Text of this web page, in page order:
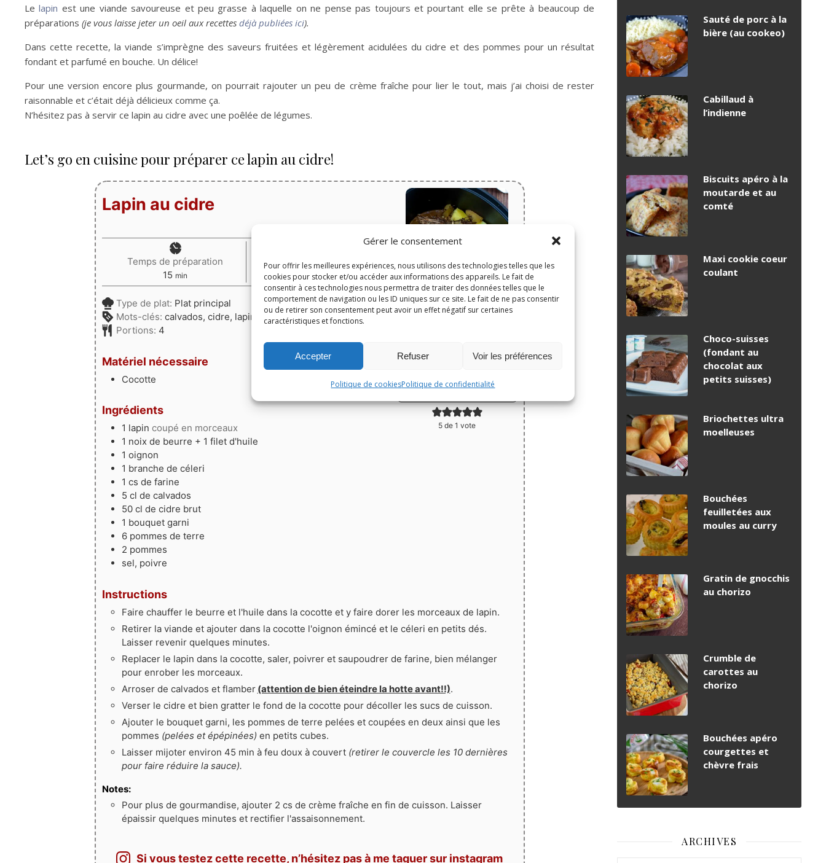
Gérer le consentement
Pour offrir les meilleures expériences, nous utilisons des technologies telles que les
cookies pour stocker et/ou accéder aux informations des appareils. Le fait de
consentir à ces technologies nous permettra de traiter des données telles que le
comportement de navigation ou les ID uniques sur ce site. Le fait de ne pas consentir
ou de retirer son consentement peut avoir un effet négatif sur certaines
caractéristiques et fonctions.
Accepter Refuser Voir les préférences
Politique de cookiesPolitique de confidentialité
Lelapin est une viande savoureuse et peu grasse à laquelle on ne pense pas toujours et pourtant elle se prête à beaucoup de
préparations (je vous laisse jeter un oeil aux recettes déjà publiées ici).
Dans cette recette, la viande s’imprègne des saveurs fruitées et légèrement acidulées du cidre et des pommes pour un résultat
fondant et parfumé en bouche. Un délice!
Pour une version encore plus gourmande, on pourrait rajouter un peu de crème fraîche pour lier le tout, mais j’ai choisi de rester
raisonnable et c’était déjà délicieux comme ça.
N’hésitez pas à servir ce lapin au cidre avec une poêlée de légumes.
Let’s go en cuisine pour préparer ce lapin au cidre!
Épingler la recette
5 de 1 vote
Lapin au cidre
Temps de préparation
15 minutes
min
Temps de cuisson
45minutes
min
Type de plat: Plat principal
Mots-clés: calvados, cidre, lapin, pommes, pommes de terre
Portions: 4
Matériel nécessaire
Cocotte
Ingrédients
1 lapin coupé en morceaux
1 noix de beurre + 1 filet d'huile
1 oignon
1 branche de céleri
1 cs de farine
5 cl de calvados
50 cl de cidre brut
1 bouquet garni
6 pommes de terre
2 pommes
sel, poivre
Instructions
Faire chauffer le beurre et l'huile dans la cocotte et y faire dorer les morceaux de lapin.
Retirer la viande et ajouter dans la cocotte l'oignon émincé et le céleri en petits dés.
Laisser revenir quelques minutes.
Replacer le lapin dans la cocotte, saler, poivrer et saupoudrer de farine, bien mélanger
pour enrober les morceaux.
Arroser de calvados et flamber (attention de bien éteindre la hotte avant!!).
Verser le cidre et bien gratter le fond de la cocotte pour décoller les sucs de cuisson.
Ajouter le bouquet garni, les pommes de terre pelées et coupées en deux ainsi que les
pommes (pelées et épépinées) en petits cubes.
Laisser mijoter environ 45 min à feu doux à couvert (retirer le couvercle les 10 dernières
pour faire réduire la sauce).
Notes:
Pour plus de gourmandise, ajouter 2 cs de crème fraîche en fin de cuisson. Laisser
épaissir quelques minutes et rectifier l'assaisonnement.
Si vous testez cette recette, n’hésitez pas à me taguer sur instagram
Sauté de porc à la
bière (au cookeo)
Cabillaud à
l’indienne
Biscuits apéro à la
moutarde et au
comté
Maxi cookie coeur
coulant
Choco-suisses
(fondant au
chocolat aux
petits suisses)
Briochettes ultra
moelleuses
Bouchées
feuilletées aux
moules au curry
Gratin de gnocchis
au chorizo
Crumble de
carottes au
chorizo
Bouchées apéro
courgettes et
chèvre frais
ARCHIVES